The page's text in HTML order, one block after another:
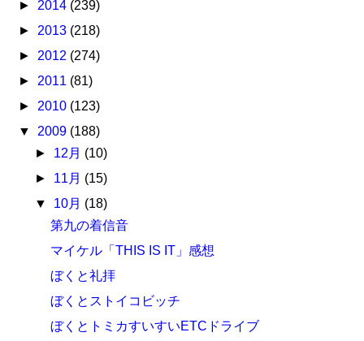
► 2014 (239)
► 2013 (218)
► 2012 (274)
► 2011 (81)
► 2010 (123)
▼ 2009 (188)
► 12月 (10)
► 11月 (15)
▼ 10月 (18)
第九の着信音
マイケル「THIS IS IT」感想
ぼくと礼拝
ぼくとストイコビッチ
ぼくとトミカすいすいETCドライブ